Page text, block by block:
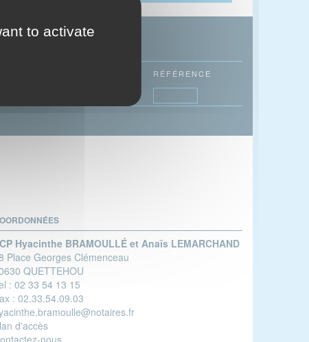
RÉFÉRENCE
Hyacinthe BRAMOULLÉ et Anaïs LEMARCHAND
Place Georges Clémenceau
QUETTEHOU
: 02 33 54 13 15
: 02.33.54.09.03
d'accès
nous
to activate